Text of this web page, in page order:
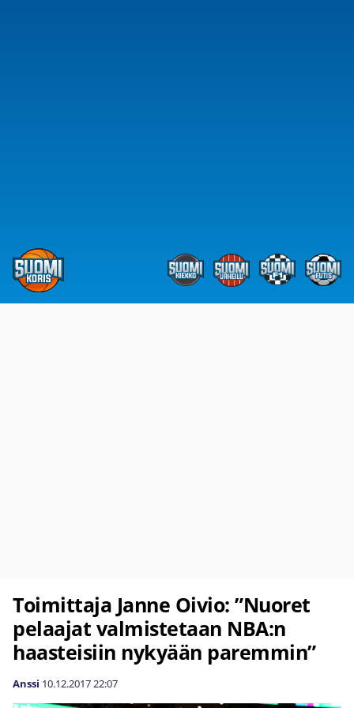
Toimittaja Janne Oivio: ”Nuoret
pelaajat valmistetaan NBA:n
haasteisiin nykyään paremmin”
Anssi 10.12.201722:07